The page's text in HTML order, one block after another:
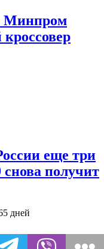
Минпром
еще три
получит
дней